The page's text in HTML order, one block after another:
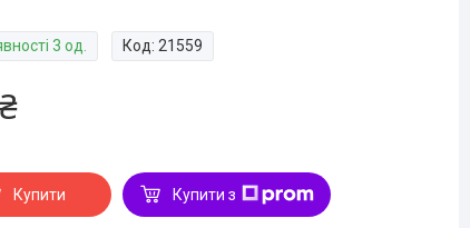
3 од. Код: 21559
Купити Купити з